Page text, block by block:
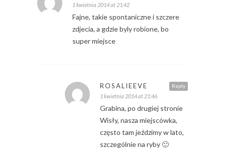
1 kwietnia 2014 at 21:42
Fajne, takie spontaniczne i szczere
zdjecia, a gdzie byly robione, bo
super miejsce
Reply
ROSALIEEVE
1 kwietnia 2014 at 21:46
Grabina, po drugiej stronie
Wisły, nasza miejscówka,
często tam jeździmy w lato,
szczególnie na ryby 🙂